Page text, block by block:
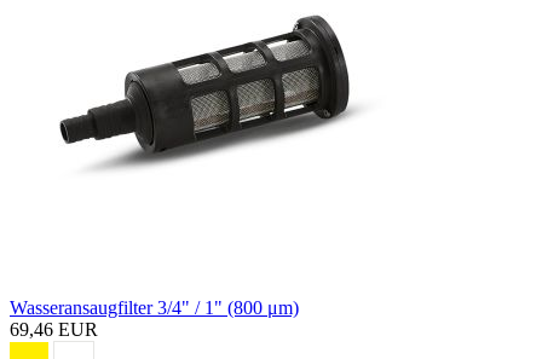
Wasseransaugfilter 3/4" / 1" (800 μm)
69,46 EUR